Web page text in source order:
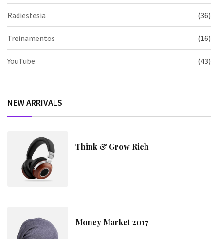
Radiestesia (36)
Treinamentos (16)
YouTube (43)
NEW ARRIVALS
Think & Grow Rich
Money Market 2017